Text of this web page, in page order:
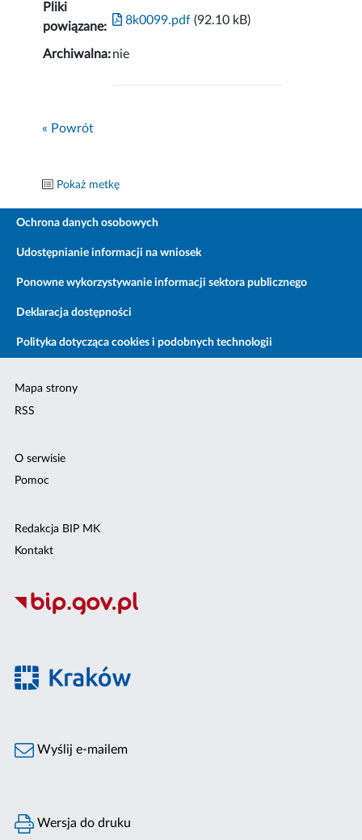
Pliki
powiązane:
8k0099.pdf (92.10 kB)
Archiwalna:nie
« Powrót
Pokaż metkę
Ochrona danych osobowych
Udostępnianie informacji na wniosek
Ponowne wykorzystywanie informacji sektora publicznego
Deklaracja dostępności
Polityka dotycząca cookies i podobnych technologii
Mapa strony
RSS
O serwisie
Pomoc
Redakcja BIP MK
Kontakt
Wyślij e-mailem
Wersja do druku